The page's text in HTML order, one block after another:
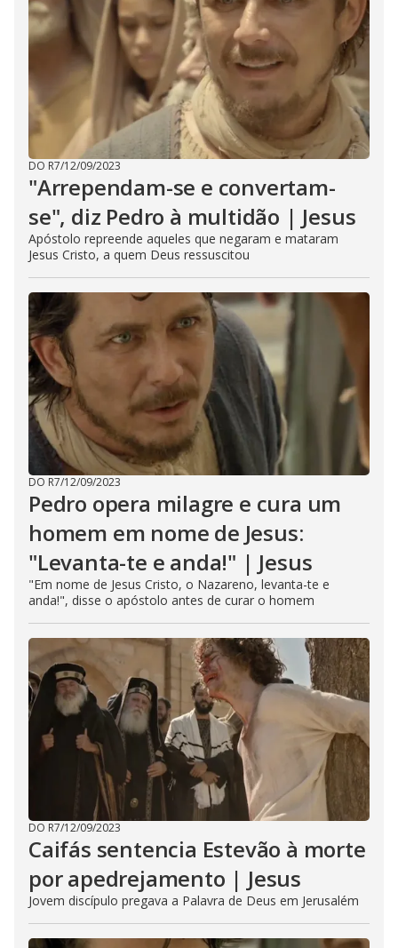
DO R7/12/09/2023
"Arrependam-se e convertam-
se", diz Pedro à multidão | Jesus
Apóstolo repreende aqueles que negaram e mataram
Jesus Cristo, a quem Deus ressuscitou
DO R7/12/09/2023
Pedro opera milagre e cura um
homem em nome de Jesus:
"Levanta-te e anda!" | Jesus
"Em nome de Jesus Cristo, o Nazareno, levanta-te e
anda!", disse o apóstolo antes de curar o homem
DO R7/12/09/2023
Caifás sentencia Estevão à morte
por apedrejamento | Jesus
Jovem discípulo pregava a Palavra de Deus em Jerusalém